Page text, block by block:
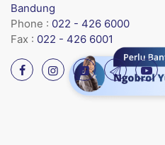
Bandung
Phone : 022 - 426 6000
Fax : 022 - 426 6001